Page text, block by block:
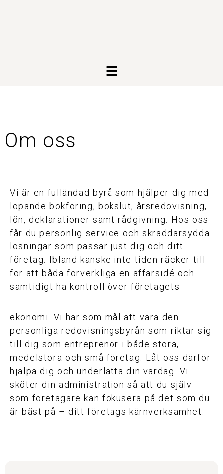
Om oss
Vi är en fulländad byrå som hjälper dig med
löpande bokföring, bokslut, årsredovisning,
lön, deklarationer samt rådgivning. Hos oss
får du personlig service och skräddarsydda
lösningar som passar just dig och ditt
företag. Ibland kanske inte tiden räcker till
för att båda förverkliga en affärsidé och
samtidigt ha kontroll över företagets
ekonomi. Vi har som mål att vara den
personliga redovisningsbyrån som riktar sig
till dig som entreprenör i både stora,
medelstora och små företag. Låt oss därför
hjälpa dig och underlätta din vardag. Vi
sköter din administration så att du själv
som företagare kan fokusera på det som du
är bäst på – ditt företags kärnverksamhet.